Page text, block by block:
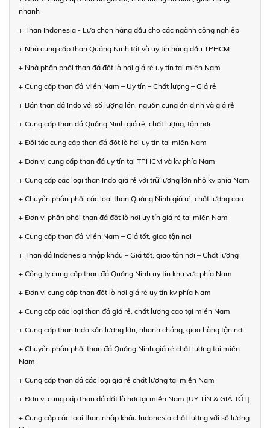
nhanh
+ Than Indonesia - Lựa chọn hàng đầu cho các ngành công nghiệp
+ Nhà cung cấp than Quảng Ninh tốt và uy tín hàng đầu TPHCM
+ Nhà phân phối than đá đốt lò hơi giá rẻ uy tín tại miền Nam
+ Cung cấp than đá Miền Nam – Uy tín – Chất lượng – Giá rẻ
+ Bán than đá Indo với số lượng lớn, nguồn cung ổn định và giá rẻ
+ Cung cấp than đá Quảng Ninh giá rẻ, chất lượng, tận nơi
+ Đối tác cung cấp than đá đốt lò hơi uy tín tại miền Nam
+ Đơn vị cung cấp than đá uy tín tại TPHCM và kv phía Nam
+ Cung cấp các loại than Indo giá rẻ với trữ lượng lớn nhỏ kv phía Nam
+ Chuyên phân phối các loại than Quảng Ninh giá rẻ, chất lượng cao
+ Đơn vị phân phối than đá đốt lò hơi uy tín giá rẻ tại miền Nam
+ Cung cấp than đá Miền Nam – Giá tốt, giao tận nơi
+ Than đá Indonesia nhập khẩu – Giá tốt, giao tận nơi – Chất lượng
+ Công ty cung cấp than đá Quảng Ninh uy tín khu vực phía Nam
+ Đơn vị cung cấp than đốt lò hơi giá rẻ uy tín kv phía Nam
+ Cung cấp các loại than đá giá rẻ, chất lượng cao tại miền Nam
+ Cung cấp than Indo sản lượng lớn, nhanh chóng, giao hàng tận nơi
+ Chuyên phân phối than đá Quảng Ninh giá rẻ chất lượng tại miền
Nam
+ Cung cấp than đá các loại giá rẻ chất lượng tại miền Nam
+ Đơn vị cung cấp than đá đốt lò hơi tại miền Nam [UY TÍN & GIÁ TỐT]
+ Cung cấp các loại than nhập khẩu Indonesia chất lượng với số lượng